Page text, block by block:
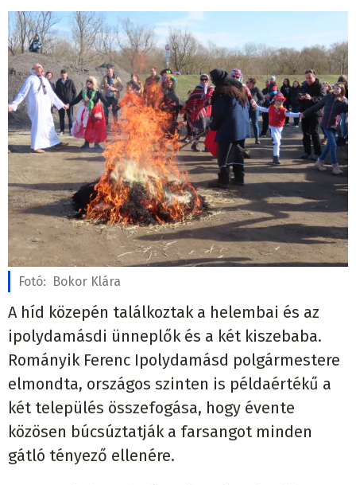
Fotó: Bokor Klára
A híd közepén találkoztak a helembai és az
ipolydamásdi ünneplők és a két kiszebaba.
Rományik Ferenc Ipolydamásd polgármestere
elmondta, országos szinten is példaértékű a
két település összefogása, hogy évente
közösen búcsúztatják a farsangot minden
gátló tényező ellenére.